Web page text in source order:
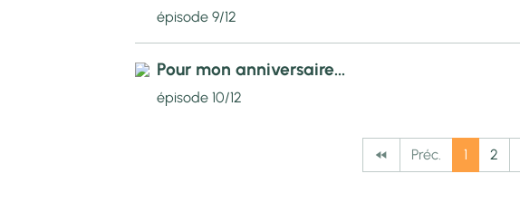
épisode 9/12
Pour mon anniversaire...
épisode 10/12
Préc. 1 2